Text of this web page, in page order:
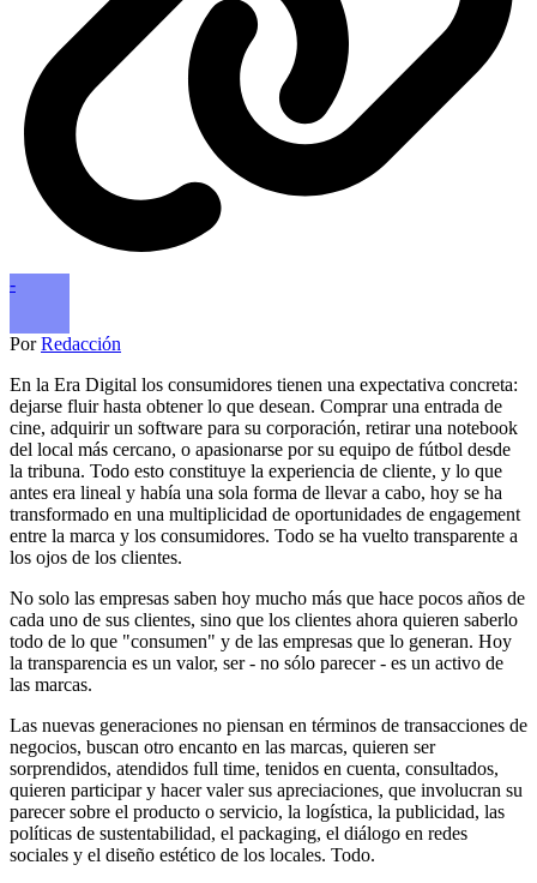
-
PorRedacción
En la Era Digital los consumidores tienen una expectativa concreta:
dejarse fluir hasta obtener lo que desean. Comprar una entrada de
cine, adquirir un software para su corporación, retirar una notebook
del local más cercano, o apasionarse por su equipo de fútbol desde
la tribuna. Todo esto constituye la experiencia de cliente, y lo que
antes era lineal y había una sola forma de llevar a cabo, hoy se ha
transformado en una multiplicidad de oportunidades de engagement
entre la marca y los consumidores. Todo se ha vuelto transparente a
los ojos de los clientes.
No solo las empresas saben hoy mucho más que hace pocos años de
cada uno de sus clientes, sino que los clientes ahora quieren saberlo
todo de lo que "consumen" y de las empresas que lo generan. Hoy
la transparencia es un valor, ser - no sólo parecer - es un activo de
las marcas.
Las nuevas generaciones no piensan en términos de transacciones de
negocios, buscan otro encanto en las marcas, quieren ser
sorprendidos, atendidos full time, tenidos en cuenta, consultados,
quieren participar y hacer valer sus apreciaciones, que involucran su
parecer sobre el producto o servicio, la logística, la publicidad, las
políticas de sustentabilidad, el packaging, el diálogo en redes
sociales y el diseño estético de los locales. Todo.